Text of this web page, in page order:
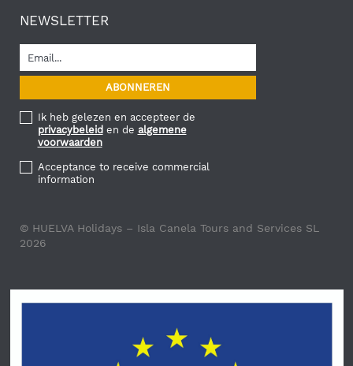
NEWSLETTER
Ik heb gelezen en accepteer de
privacybeleid en de algemene
voorwaarden
Acceptance to receive commercial
information
© HUELVA Holidays – Isla Canela Tours and Services SL
2026